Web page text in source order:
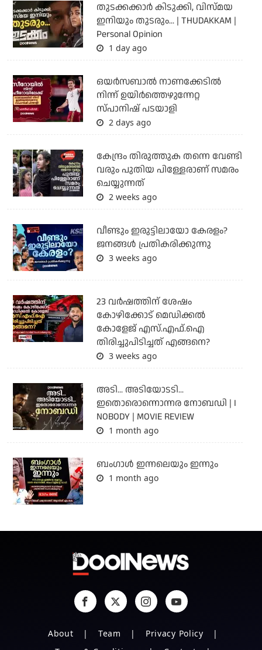
തുടക്കക്കാര്‍ കിടുക്കി, വിസ്മയ
ഇനിയും തുടരും... | THUDAKKAM |
Personal Opinion
1 day ago
ഒയര്‍സബാൽ നാണക്കേടിൽ
നിന്ന് ഉയിർത്തെഴുന്നേറ്റ
സ്പാനിഷ് പടയാളി
2 days ago
കേന്ദ്രം തിരുത്തുക തന്നെ വേണ്ടി
വരും പുതിയ പിള്ളേരാണ് സമരം
ചെയ്യുന്നത്
2 weeks ago
വീണ്ടും ഇരുട്ടിലായോ കേരളം?
ജനങ്ങൾ പ്രതികരിക്കുന്നു
3 weeks ago
23 വർഷത്തിന് ശേഷം
കോഴിക്കോട് മെഡിക്കൽ
കോളേജ് എസ്.എഫ്.ഐ
തിരിച്ചുപിടിച്ചത് എങ്ങനെ?
3 weeks ago
അടി... അടിയോടടി...
ഇതൊരൊന്നൊന്നര നോബഡി | I
NOBODY | MOVIE REVIEW
1 month ago
ബംഗാള്‍ ഇന്നലെയും ഇന്നും
1 month ago
About Team
Privacy Policy